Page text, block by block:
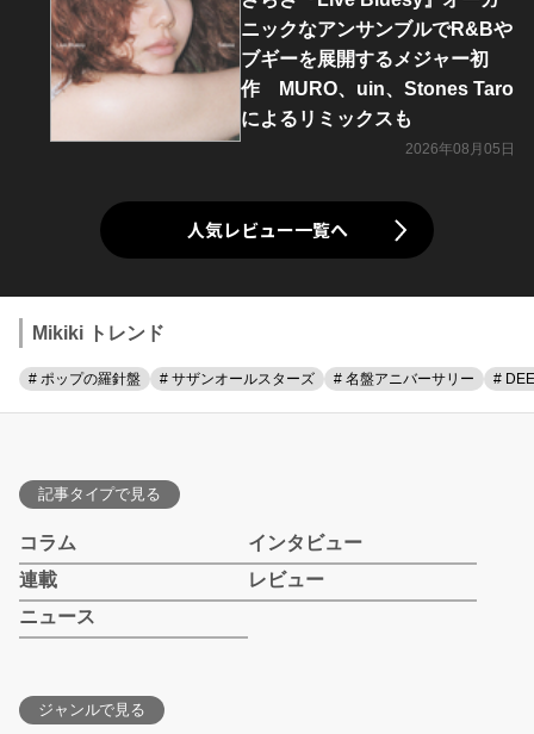
ニックなアンサンブルでR&Bや
ブギーを展開するメジャー初
作 MURO、uin、Stones Taro
によるリミックスも
2026年08月05日
人気レビュー一覧へ
Mikiki トレンド
# ポップの羅針盤 # サザンオールスターズ # 名盤アニバーサリー #
記事タイプで見る
コラム
インタビュー
連載
レビュー
ニュース
ジャンルで見る